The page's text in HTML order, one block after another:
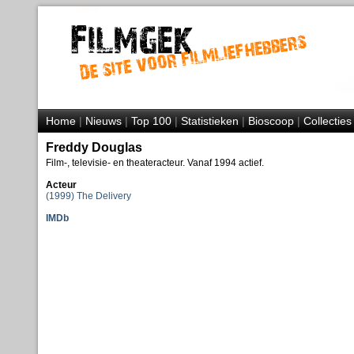
Home|Nieuws|Top 100|Statistieken|Bioscoop|Collecties
Freddy Douglas
Film-, televisie- en theateracteur. Vanaf 1994 actief.
Acteur
(1999) The Delivery
IMDb